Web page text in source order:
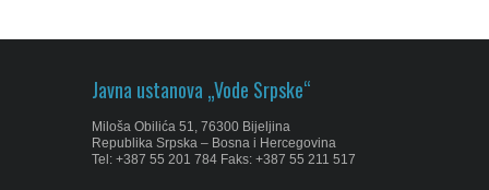
Javna ustanova „Vode Srpske“
Miloša Obilića 51, 76300 Bijeljina
Republika Srpska – Bosna i Hercegovina
Tel: +387 55 201 784 Faks: +387 55 211 517